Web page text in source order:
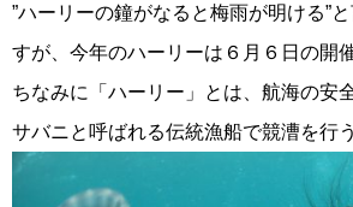
”ハーリーの鐘がなると梅雨が明ける”
すが、今年のハーリーは６月６日の開
ちなみに「ハーリー」とは、航海の安
サバニと呼ばれる伝統漁船で競漕を行